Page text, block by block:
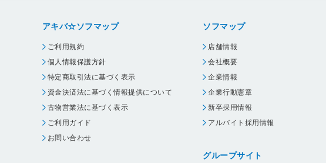
アキバ☆ソフマップ
ご利用規約
個人情報保護方針
特定商取引法に基づく表示
資金決済法に基づく情報提供について
古物営業法に基づく表示
ご利用ガイド
お問い合わせ
ソフマップ
店舗情報
会社概要
企業情報
企業行動憲章
新卒採用情報
アルバイト採用情報
グループサイト